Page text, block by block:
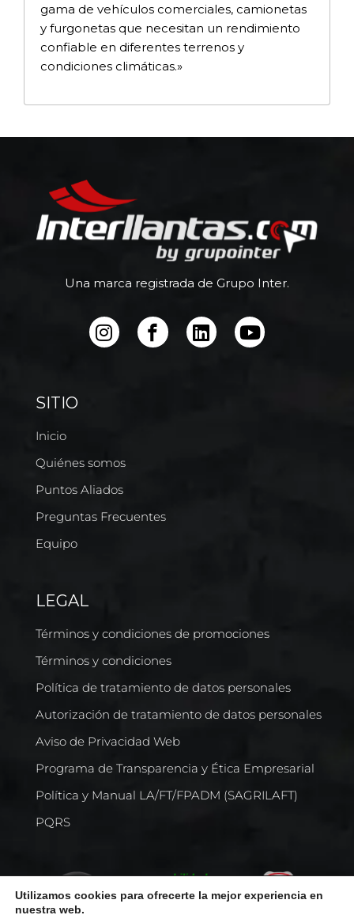
gama de vehículos comerciales, camionetas
y furgonetas que necesitan un rendimiento
confiable en diferentes terrenos y
condiciones climáticas.»
Una marca registrada de Grupo Inter.
SITIO
Inicio
Quiénes somos
Puntos Aliados
Preguntas Frecuentes
Equipo
LEGAL
Términos y condiciones de promociones
Términos y condiciones
Política de tratamiento de datos personales
Autorización de tratamiento de datos personales
Aviso de Privacidad Web
Programa de Transparencia y Ética Empresarial
Política y Manual LA/FT/FPADM (SAGRILAFT)
PQRS
Utilizamos cookies para ofrecerte la mejor experiencia en
nuestra web.